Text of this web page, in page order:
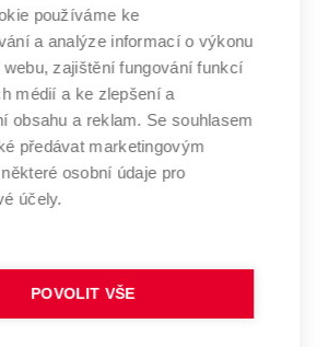
fondů
/ ContriBUTe
učení
technické
Brně
V BRNĚ
www.vut.cz
vut@vutbr.cz
používáme ke
a analýze informací o výkonu
zajištění fungování funkcí
médií a ke zlepšení a
obsahu a reklam. Se souhlasem
předávat marketingovým
osobní údaje pro
účely.
POVOLIT VŠE